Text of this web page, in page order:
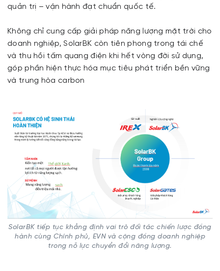
quản trị – vận hành đạt chuẩn quốc tế.
Không chỉ cung cấp giải pháp năng lượng mặt trời cho
doanh nghiệp, SolarBK còn tiên phong trong tái chế
và thu hồi tấm quang điện khi hết vòng đời sử dụng,
góp phần hiện thực hóa mục tiêu phát triển bền vững
và trung hòa carbon
SolarBK tiếp tục khẳng định vai trò đối tác chiến lược đồng
hành cùng Chính phủ, EVN và cộng đồng doanh nghiệp
trong nỗ lực chuyển đổi năng lượng.